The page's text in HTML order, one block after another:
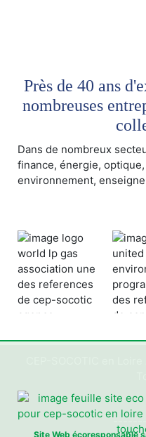
Près de 40 ans
nombreuses
Dans de nombreux
finance, énergie,
environnement,
Site Web écoresponsable
CEP-SOCOTIC en